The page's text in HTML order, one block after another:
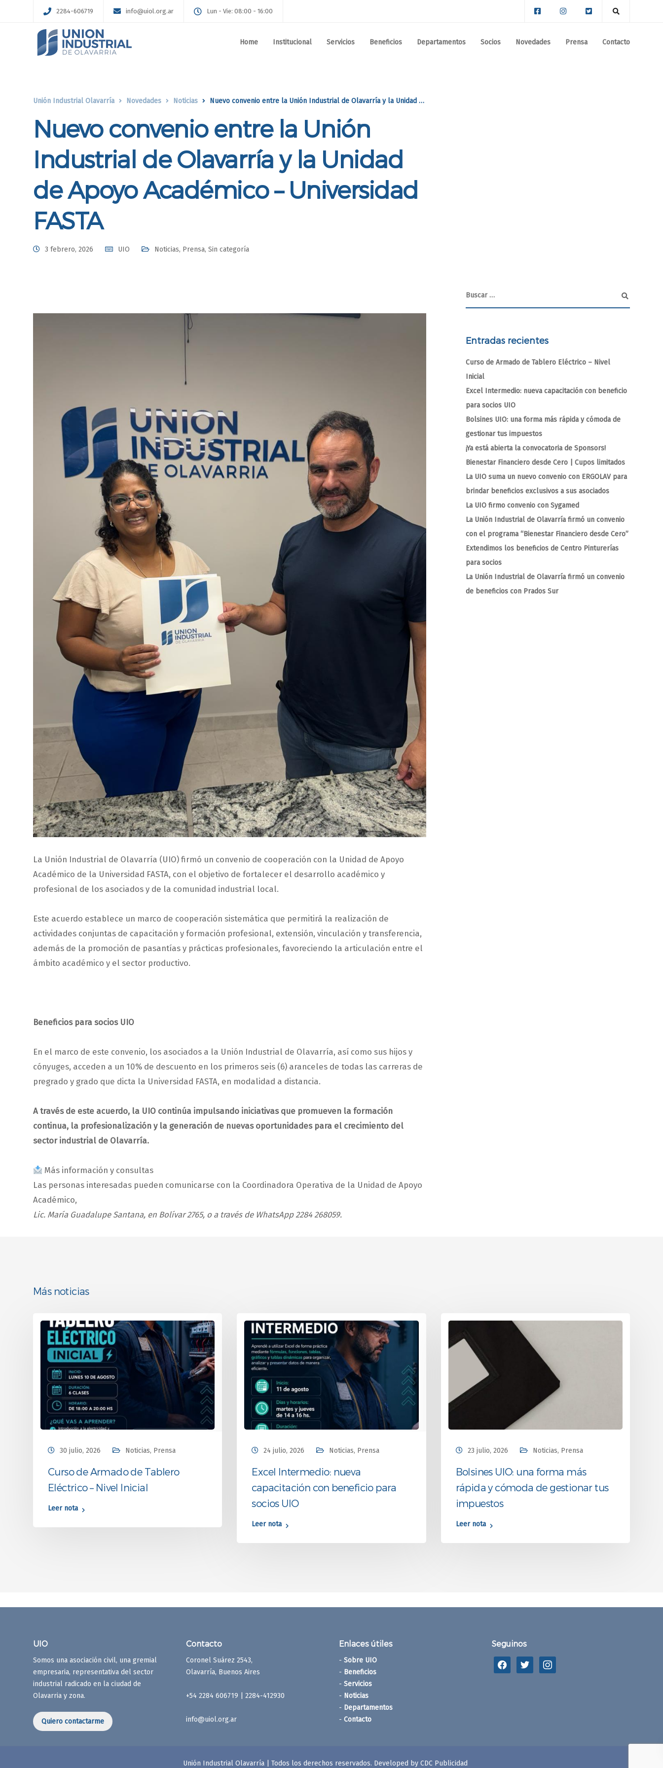
2284-606719 info@uiol.org.ar Lun - Vie: 08:00 - 16:00
Home Institucional Servicios Beneficios Departamentos Socios Novedades Prensa Contacto
Unión Industrial Olavarría Novedades Noticias Nuevo convenio entre la Unión Industrial de Olavarría y la Unidad de Apoyo Académico – Universidad FASTA
Nuevo convenio entre la Unión
Industrial de Olavarría y la Unidad
de Apoyo Académico – Universidad
FASTA
3 febrero, 2026 UIO Noticias, Prensa, Sin categoría
La Unión Industrial de Olavarría (UIO) firmó un convenio de cooperación con la Unidad de Apoyo
Académico de la Universidad FASTA, con el objetivo de fortalecer el desarrollo académico y
profesional de los asociados y de la comunidad industrial local.
Este acuerdo establece un marco de cooperación sistemática que permitirá la realización de
actividades conjuntas de capacitación y formación profesional, extensión, vinculación y transferencia,
además de la promoción de pasantías y prácticas profesionales, favoreciendo la articulación entre el
ámbito académico y el sector productivo.
Beneficios para socios UIO
En el marco de este convenio, los asociados a la Unión Industrial de Olavarría, así como sus hijos y
cónyuges, acceden a un 10% de descuento en los primeros seis (6) aranceles de todas las carreras de
pregrado y grado que dicta la Universidad FASTA, en modalidad a distancia.
A través de este acuerdo, la UIO continúa impulsando iniciativas que promueven la formación
continua, la profesionalización y la generación de nuevas oportunidades para el crecimiento del
sector industrial de Olavarría.
Más información y consultas
Las personas interesadas pueden comunicarse con la Coordinadora Operativa de la Unidad de Apoyo
Académico,
Lic. María Guadalupe Santana, en Bolívar 2765, o a través de WhatsApp 2284 268059.
Entradas recientes
Curso de Armado de Tablero Eléctrico – Nivel
Inicial
Excel Intermedio: nueva capacitación con beneficio
para socios UIO
Bolsines UIO: una forma más rápida y cómoda de
gestionar tus impuestos
¡Ya está abierta la convocatoria de Sponsors!
Bienestar Financiero desde Cero | Cupos limitados
La UIO suma un nuevo convenio con ERGOLAV para
brindar beneficios exclusivos a sus asociados
La UIO firmo convenio con Sygamed
La Unión Industrial de Olavarría firmó un convenio
con el programa “Bienestar Financiero desde Cero”
Extendimos los beneficios de Centro Pinturerías
para socios
La Unión Industrial de Olavarría firmó un convenio
de beneficios con Prados Sur
Más noticias
30 julio, 2026 Noticias, Prensa
Curso de Armado de Tablero
Eléctrico – Nivel Inicial
Leer nota
24 julio, 2026 Noticias, Prensa
Excel Intermedio: nueva
capacitación con beneficio para
socios UIO
Leer nota
23 julio, 2026 Noticias, Prensa
Bolsines UIO: una forma más
rápida y cómoda de gestionar tus
impuestos
Leer nota
UIO
Somos una asociación civil, una gremial
empresaria, representativa del sector
industrial radicado en la ciudad de
Olavarria y zona.
Quiero contactarme
Contacto
Coronel Suárez 2543,
Olavarría, Buenos Aires
+54 2284 606719 | 2284-412930
info@uiol.org.ar
Enlaces útiles
- Sobre UIO
- Beneficios
- Servicios
- Noticias
- Departamentos
- Contacto
Seguinos
Unión Industrial Olavarría | Todos los derechos reservados. Developed by CDC Publicidad